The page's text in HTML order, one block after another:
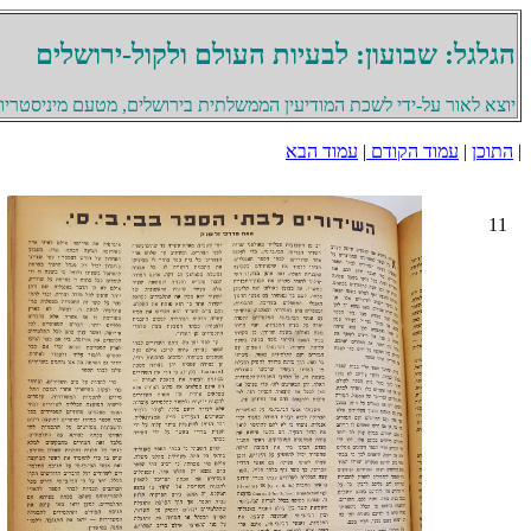
הגלגל: שבועון: לבעיות העולם ולקול-ירושלים
יוצא לאור על-ידי לשכת המודיעין הממשלתית בירושלים, מטעם
| התוכן | עמוד הקודם | עמוד הבא
11